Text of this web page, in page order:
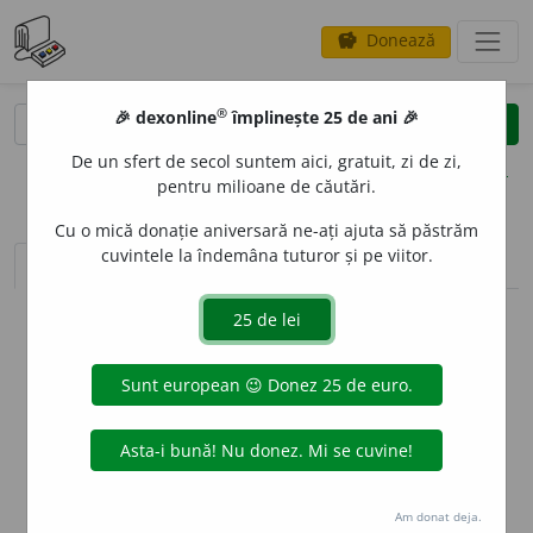
savings Donează
clear
opțiuni
sinteza definițiilor (1) definiții (12) declinări
info
Aceste definiții sunt compilate de
echipa dexonline. Definițiile
originale se află pe filadefiniții.
preferințe
🎉 dexonline® împlinește 25 de ani 🎉
De un sfert de secol suntem aici, gratuit, zi de zi,
pentru milioane de căutări.
Cu o mică donație aniversară ne-ați ajuta să păstrăm
cuvintele la îndemâna tuturor și pe viitor.
Am donat deja.